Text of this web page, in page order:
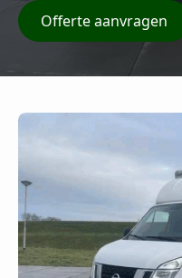
Offerte aanvragen